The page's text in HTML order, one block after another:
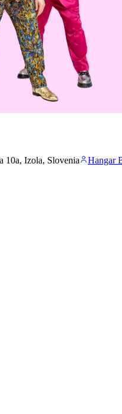
10a, Izola, Slovenia
Hangar